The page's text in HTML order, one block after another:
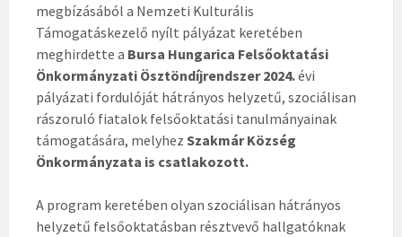
megbízásából a Nemzeti Kulturális
Támogatáskezelő nyílt pályázat keretében
meghirdette a Bursa Hungarica Felsőoktatási
Önkormányzati Ösztöndíjrendszer 2024.évi
pályázati fordulóját hátrányos helyzetű, szociálisan
rászoruló fiatalok felsőoktatási tanulmányainak
támogatására, melyhez Szakmár Község
Önkormányzata is csatlakozott.
A program keretében olyan szociálisan hátrányos
helyzetű felsőoktatásban résztvevő hallgatóknak